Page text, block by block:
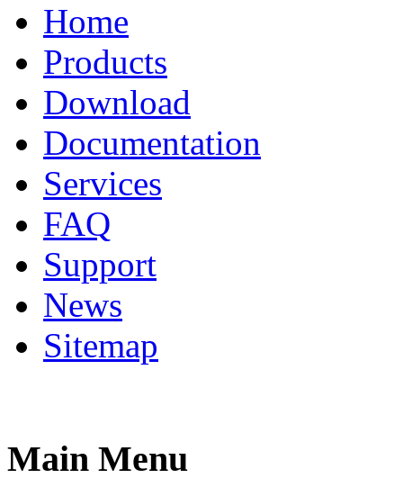
Home
Products
Download
Documentation
Services
FAQ
Support
News
Sitemap
Main Menu